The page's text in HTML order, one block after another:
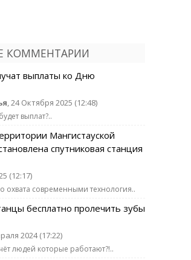
КОММЕНТАРИИ
выплаты ко Дню
, 24 Октября 2025 (12:48)
выплат?..
Мангистауской
спутниковая станция
(12:17)
охвата современными технология..
бесплатно пролечить зубы
2024 (17:22)
людей которые работают?!..